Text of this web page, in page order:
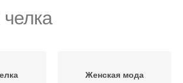
Женская мода